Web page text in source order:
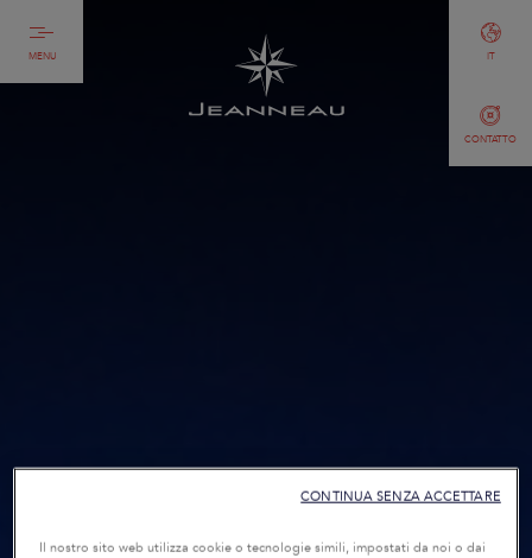
MENU
CONTATTO
IT
Il nostro sito web utilizza cookie o tecnologie simili, impostati da noi o dai
CONTINUA SENZA ACCETTARE